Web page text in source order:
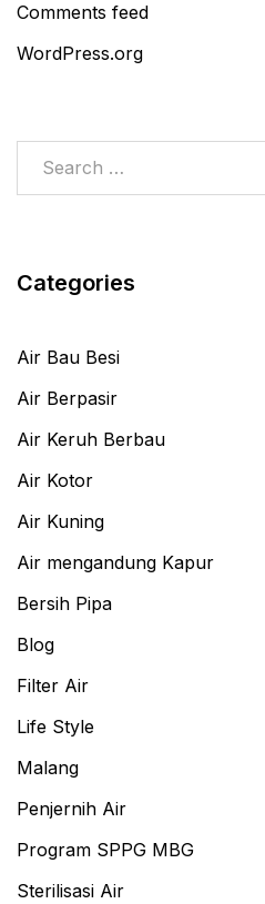
Comments feed
WordPress.org
Categories
Air Bau Besi
Air Berpasir
Air Keruh Berbau
Air Kotor
Air Kuning
Air mengandung Kapur
Bersih Pipa
Blog
Filter Air
Life Style
Malang
Penjernih Air
Program SPPG MBG
Sterilisasi Air